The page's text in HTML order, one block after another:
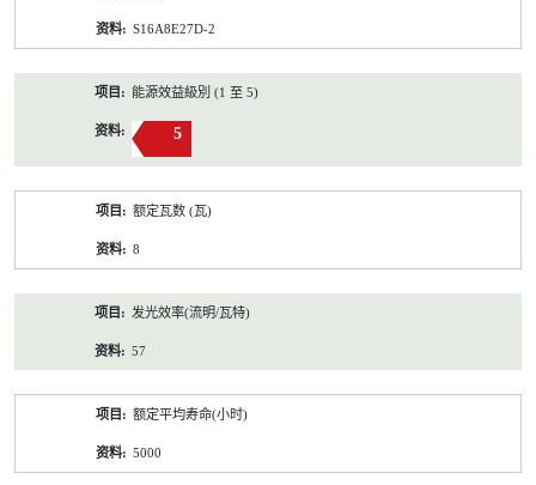
S16A8E27D-2
能源效益級別 (1 至 5)
5
额定瓦数 (瓦)
8
发光效率(流明/瓦特)
57
额定平均寿命(小时)
5000